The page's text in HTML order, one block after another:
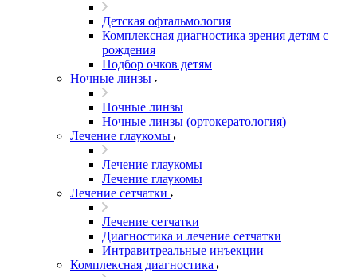
Детская офтальмология
Комплексная диагностика зрения детям c
рождения
Подбор очков детям
Ночные линзы
Ночные линзы
Ночные линзы (ортокератология)
Лечение глаукомы
Лечение глаукомы
Лечение глаукомы
Лечение сетчатки
Лечение сетчатки
Диагностика и лечение сетчатки
Интравитреальные инъекции
Комплексная диагностика